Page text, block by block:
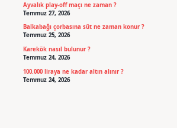
Ayvalık play-off maçı ne zaman ?
Temmuz 27, 2026
Balkabağı çorbasına süt ne zaman konur ?
Temmuz 25, 2026
Karekök nasıl bulunur ?
Temmuz 24, 2026
100.000 liraya ne kadar altın alınır ?
Temmuz 24, 2026